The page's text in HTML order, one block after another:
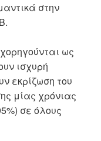
στην
ως
ισχυρή
εκρίζωση του
μίας χρόνιας
σε όλους